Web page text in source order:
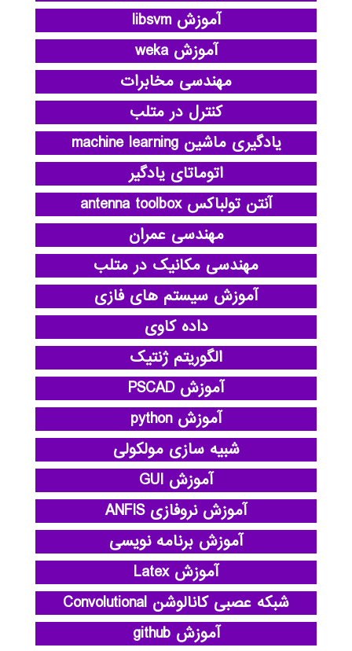
آموزش libsvm
آموزش weka
مهندسی مخابرات
کنترل در متلب
یادگیری ماشین machine learning
اتوماتای یادگیر
آنتن تولباکس antenna toolbox
مهندسی عمران
مهندسی مکانیک در متلب
آموزش سیستم های فازی
داده کاوی
الگوریتم ژنتیک
آموزش PSCAD
آموزش python
شبیه سازی مولکولی
آموزش GUI
آموزش نروفازی ANFIS
آموزش برنامه نویسی
آموزش Latex
شبکه عصبی کانالوشن Convolutional
آموزش github